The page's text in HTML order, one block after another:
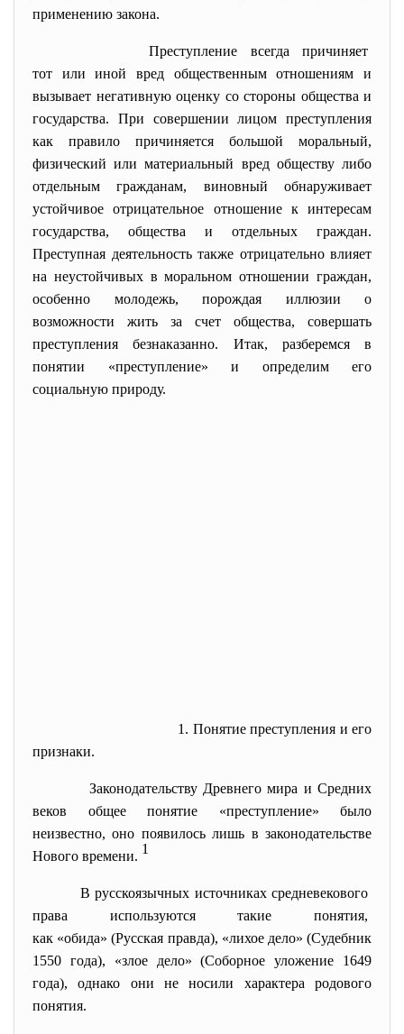
применению закона.
Преступление всегда причиняет
тот или иной вред общественным отношениям и
вызывает негативную оценку со стороны общества и
государства. При совершении лицом преступления
как правило причиняется большой моральный,
физический или материальный вред обществу либо
отдельным гражданам, виновный обнаруживает
устойчивое отрицательное отношение к интересам
государства, общества и отдельных граждан.
Преступная деятельность также отрицательно влияет
на неустойчивых в моральном отношении граждан,
особенно молодежь, порождая иллюзии о
возможности жить за счет общества, совершать
преступления безнаказанно. Итак, разберемся в
понятии «преступление» и определим его
социальную природу.
1. Понятие преступления и его
признаки.
Законодательству Древнего мира и Средних
веков общее понятие «преступление» было
неизвестно, оно появилось лишь в законодательстве
Нового времени. 1
В русскоязычных источниках средневекового
права используются такие понятия,
как «обида» (Русская правда), «лихое дело» (Судебник
1550 года), «злое дело» (Соборное уложение 1649
года), однако они не носили характера родового
понятия.